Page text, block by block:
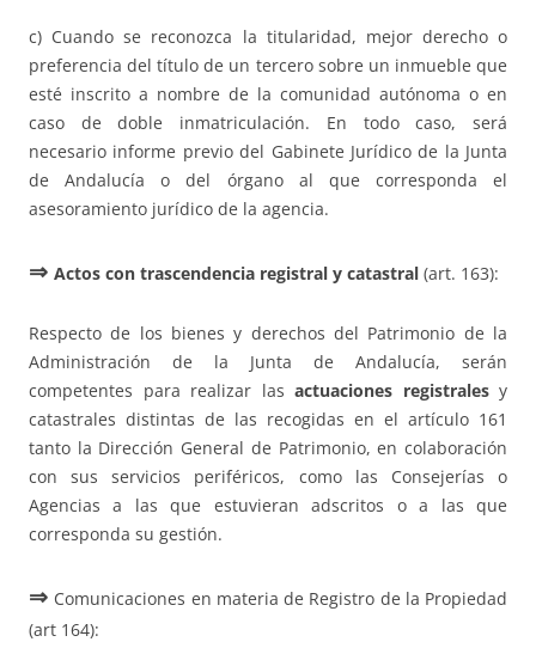
c) Cuando se reconozca la titularidad, mejor derecho o
preferencia del título de un tercero sobre un inmueble que
esté inscrito a nombre de la comunidad autónoma o en
caso de doble inmatriculación. En todo caso, será
necesario informe previo del Gabinete Jurídico de la Junta
de Andalucía o del órgano al que corresponda el
asesoramiento jurídico de la agencia.
⇒ Actos con trascendencia registral y catastral (art. 163):
Respecto de los bienes y derechos del Patrimonio de la
Administración de la Junta de Andalucía, serán
competentes para realizar las actuaciones registralesy
catastrales distintas de las recogidas en el artículo 161
tanto la Dirección General de Patrimonio, en colaboración
con sus servicios periféricos, como las Consejerías o
Agencias a las que estuvieran adscritos o a las que
corresponda su gestión.
⇒ Comunicaciones en materia de Registro de la Propiedad
(art 164):